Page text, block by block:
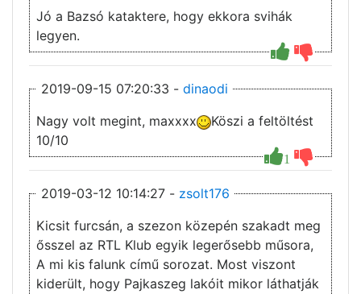
Jó a Bazsó kataktere, hogy ekkora svihák
legyen.
2019-09-15 07:20:33 - dinaodi
1
Nagy volt megint, maxxxx
Köszi a feltöltést
10/10
2019-03-12 10:14:27 - zsolt176
Kicsit furcsán, a szezon közepén szakadt meg
ősszel az RTL Klub egyik legerősebb műsora,
A mi kis falunk című sorozat. Most viszont
kiderült, hogy Pajkaszeg lakóit mikor láthatják